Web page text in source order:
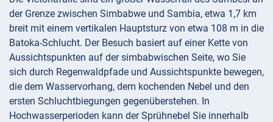
der Grenze zwischen Simbabwe und Sambia, etwa 1,7 km
breit mit einem vertikalen Hauptsturz von etwa 108 m in die
Batoka-Schlucht. Der Besuch basiert auf einer Kette von
Aussichtspunkten auf der simbabwischen Seite, wo Sie
sich durch Regenwaldpfade und Aussichtspunkte bewegen,
die dem Wasservorhang, dem kochenden Nebel und den
ersten Schluchtbiegungen gegenüberstehen. In
Hochwasserperioden kann der Sprühnebel Sie innerhalb